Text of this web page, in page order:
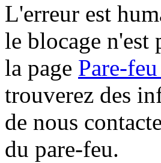
L'erreur est
le blocage n'est
la page Pare-
trouverez des
de nous
du pare-feu.